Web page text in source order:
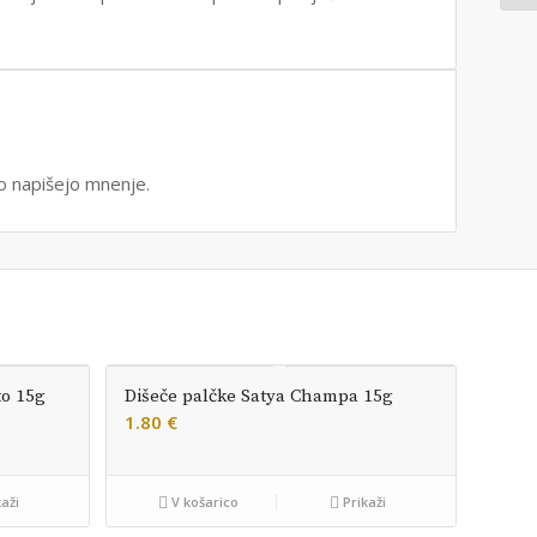
napišejo mnenje.
15g Dišeče palčke Satya Champa 15g
1.80 €
V košarico Prikaži